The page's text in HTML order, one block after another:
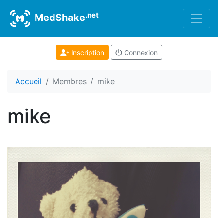
MedShake.net
Inscription Connexion
Accueil Membres mike
mike